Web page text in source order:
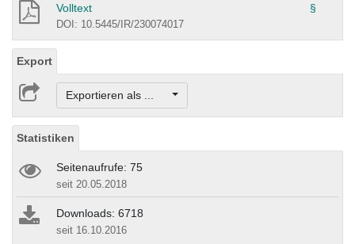
Volltext §
DOI: 10.5445/IR/230074017
Export
Exportieren als ...
Statistiken
Seitenaufrufe: 75
seit 20.05.2018
Downloads: 6718
seit 16.10.2016